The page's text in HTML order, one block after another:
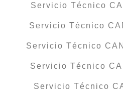
Servicio Técnico
Servicio Técnico
Servicio Técnico
Servicio Técnico
Servicio Técnico